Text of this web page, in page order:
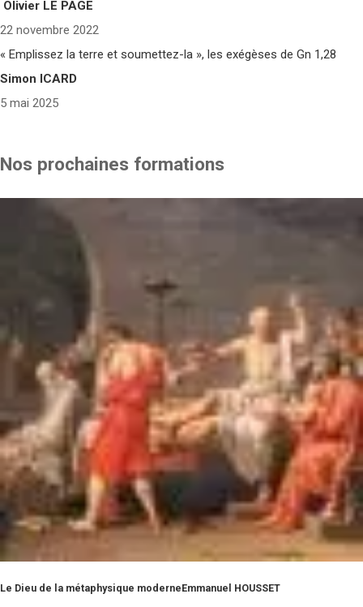
Olivier LE PAGE
22 novembre 2022
« Emplissez la terre et soumettez-la », les exégèses de Gn 1,28
Simon ICARD
5 mai 2025
Nos prochaines formations
Le Dieu de la métaphysique moderneEmmanuel HOUSSET